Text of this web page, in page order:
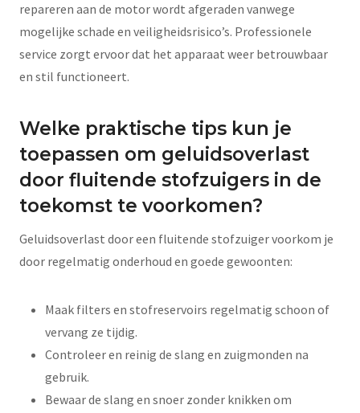
repareren aan de motor wordt afgeraden vanwege
mogelijke schade en veiligheidsrisico’s. Professionele
service zorgt ervoor dat het apparaat weer betrouwbaar
en stil functioneert.
Welke praktische tips kun je
toepassen om geluidsoverlast
door fluitende stofzuigers in de
toekomst te voorkomen?
Geluidsoverlast door een fluitende stofzuiger voorkom je
door regelmatig onderhoud en goede gewoonten:
Maak filters en stofreservoirs regelmatig schoon of
vervang ze tijdig.
Controleer en reinig de slang en zuigmonden na
gebruik.
Bewaar de slang en snoer zonder knikken om